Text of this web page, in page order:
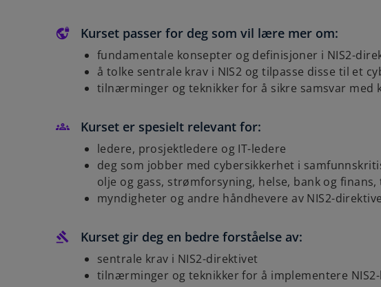
Kurset passer for deg som vil lære mer om:
fundamentale konsepter og definisjoner i NIS2-
å tolke sentrale krav i NIS2 og tilpasse disse til et
tilnærminger og teknikker for å sikre samsvar med
Kurset er spesielt relevant for:
ledere, prosjektledere og IT-ledere
deg som jobber med cybersikkerhet i
olje og gass, strømforsyning, helse, bank og
myndigheter og andre håndhevere av NIS2-
Kurset gir deg en bedre forståelse av:
sentrale krav i NIS2-direktivet
tilnærminger og teknikker for å implementere NIS2-